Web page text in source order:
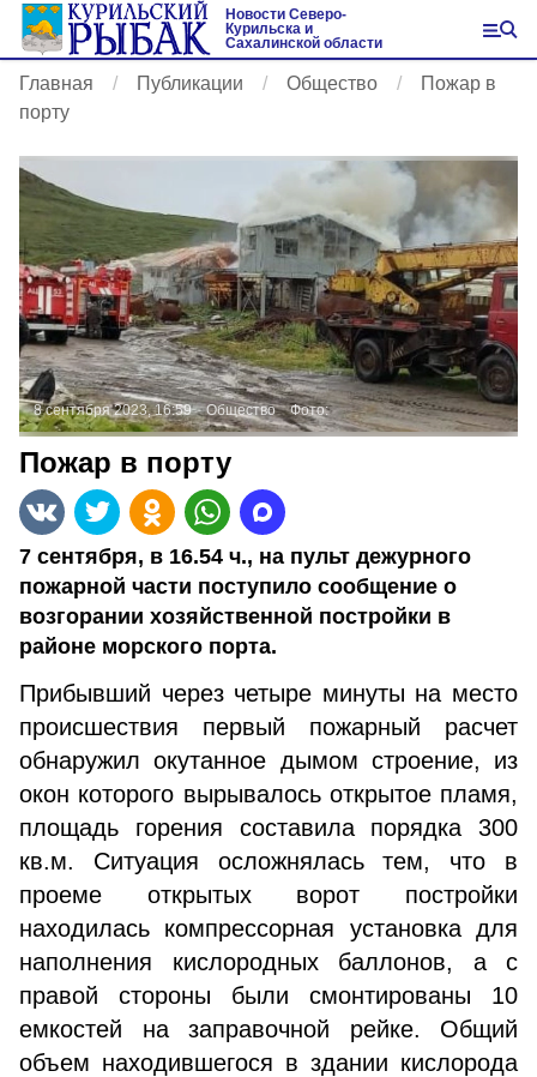
Новости Северо-
Курильска и
Сахалинской области
Главная Публикации Общество
Пожар в
порту
8 сентября 2023, 16:59 Общество Фото:
Пожар в порту
7 сентября, в 16.54 ч., на пульт дежурного
пожарной части поступило сообщение о
возгорании хозяйственной постройки в
районе морского порта.
Прибывший через четыре минуты на место
происшествия первый пожарный расчет
обнаружил окутанное дымом строение, из
окон которого вырывалось открытое пламя,
площадь горения составила порядка 300
кв.м. Ситуация осложнялась тем, что в
проеме открытых ворот постройки
находилась компрессорная установка для
наполнения кислородных баллонов, а с
правой стороны были смонтированы 10
емкостей на заправочной рейке. Общий
объем находившегося в здании кислорода